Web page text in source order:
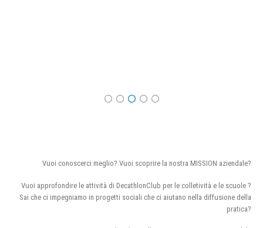
Vuoi conoscerci meglio? Vuoi scoprire la nostra MISSION aziendale?
Vuoi approfondire le attività di DecathlonClub per le colletività e le scuole ?
Sai che ci impegniamo in progetti sociali che ci aiutano nella diffusione della
pratica?